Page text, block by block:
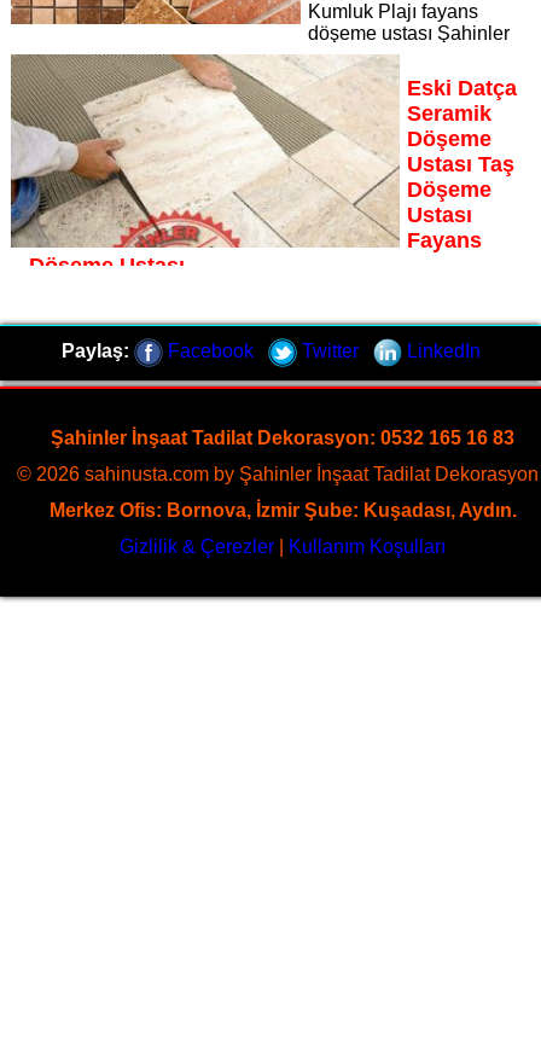
Kumluk Plajı fayans
döşeme ustası Şahinler
İnşaat Dekorasyon, zeminlerinizi sanat eseri gibi işleyen
uzman kadrosuyla Kumluk Plajı bölgesine özel hizmet
sunuyor
Sayfaya Git
Eski Datça
Seramik
Döşeme
Ustası Taş
Döşeme
Ustası
Fayans
Döşeme Ustası
Dekorasyon, zeminlerinizi sanat eseri gibi işleyen uzman
kadrosuyla Eski Datça bölgesine özel hizmet sunuyor
Sayfaya Git
Paylaş: Facebook Twitter LinkedIn
Şahinler İnşaat Tadilat Dekorasyon: 0532 165 16 83
© 2026 sahinusta.com by Şahinler İnşaat Tadilat
Merkez Ofis: Bornova, İzmir Şube: Kuşadası, Aydın.
Gizlilik & Çerezler
Kullanım Koşulları